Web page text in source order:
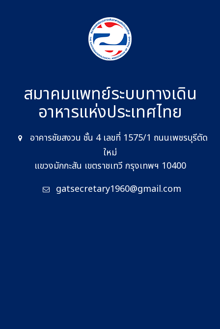
สมาคมแพทย์ระบบทางเดิน
อาหารแห่งประเทศไทย
อาคารชัยสงวน ชั้น 4 เลขที่ 1575/1 ถนนเพชรบุรีตัด
ใหม่
แขวงมักกะสัน เขตราชเทวี กรุงเทพฯ 10400
gatsecretary1960@gmail.com